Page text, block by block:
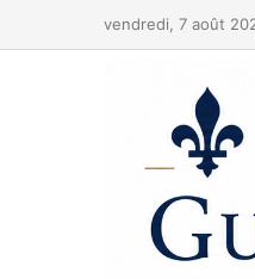
vendredi, 7 août